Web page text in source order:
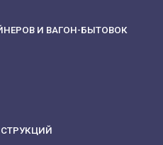
И ВАГОН-БЫТОВОК